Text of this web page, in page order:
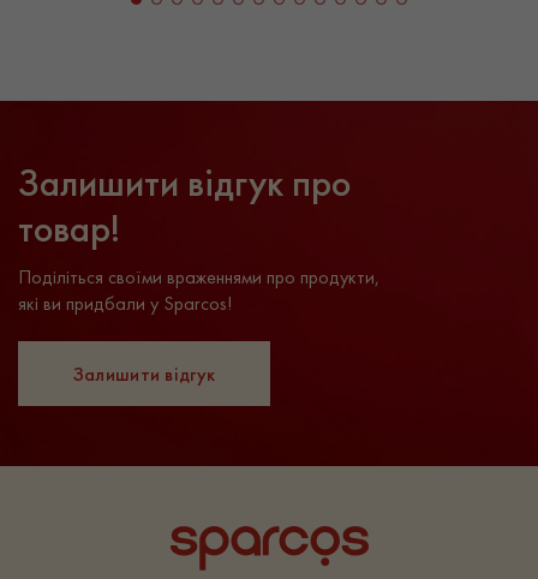
Залишити відгук про
товар!
Поділіться своїми враженнями про продукти,
які ви придбали у Sparcos!
Залишити відгук